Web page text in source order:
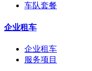
车队套餐
企业租车
企业租车
服务项目